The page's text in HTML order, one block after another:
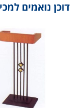
דוכן נואמים